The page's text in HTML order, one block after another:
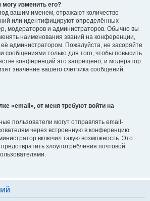
могу изменить его?
вашим именем, отражают количество
или идентифицируют определённых
модераторов и администраторов. Обычно вы
наименования званий на конференции,
её администратором. Пожалуйста, не засоряйте
только для того, чтобы повысить
конференций это запрещено, и модератор
значение вашего счётчика сообщений.
«email», от меня требуют войти на
пользователи могут отправлять email-
через встроенную в конференцию
включил такую возможность. Это
злоупотребления почтовой